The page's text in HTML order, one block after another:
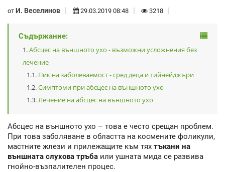
от И. Веселинов 29.03.2019 08:48 3218
Съдържание:
Абсцес на външното ухо - възможни усложнения без
лечение
Пик на заболеваемост - сред деца и тийнейджъри
Симптоми при абсцес на външното ухо
Лечение на абсцес на външното ухо
Абсцес на външното ухо – това е често срещан проблем.
При това заболяване в областта на космените фоликули,
мастните жлези и прилежащите към тях тъкани на
външната слухова тръба или ушната мида се развива
гнойно-възпалителен процес.